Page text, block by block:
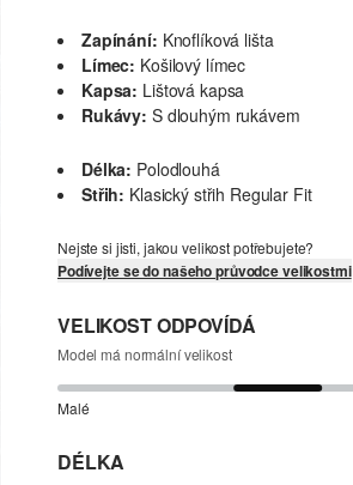
Zapínání: Knoflíková lišta
Límec: Košilový límec
Kapsa: Lištová kapsa
Rukávy: S dlouhým rukávem
Délka: Polodlouhá
Střih: Klasický střih Regular Fit
Nejste si jisti, jakou velikost potřebujete?
Podívejte se do našeho průvodce velikostmi
VELIKOST ODPOVÍDÁ
Model má normální velikost
Malé
DÉLKA